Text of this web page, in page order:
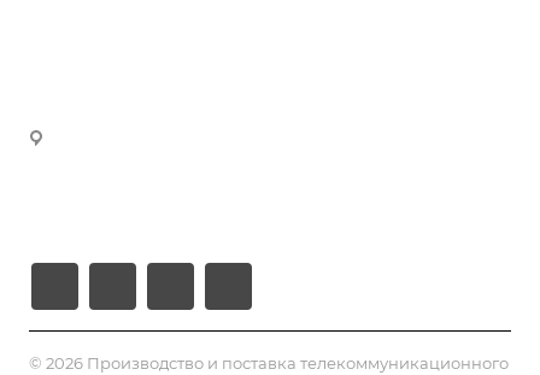
© 2026 Производство и поставка телекоммуникационного